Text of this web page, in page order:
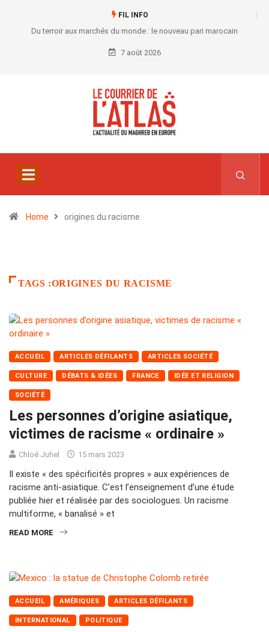
FIL INFO
Du terroir aux marchés du monde : le nouveau pari marocain
7 août 2026
Home origines du racisme
TAGS :ORIGINES DU RACISME
ACCUEIL ARTICLES DÉFILANTS ARTICLES SOCIÉTÉ
CULTURE DÉBATS & IDÉES FRANCE IDÉE ET RELIGION
SOCIÉTÉ
Les personnes d’origine asiatique,
victimes de racisme « ordinaire »
Chloé Juhel 15 mars 2023
Il existe « des spécificités propres » aux expériences de
racisme anti-asiatique. C’est l’enseignement d’une étude
publiée hier et réalisée par des sociologues. Un racisme
multiforme, « banalisé » et
READ MORE
ACCUEIL AMÉRIQUES ARTICLES DÉFILANTS
INTERNATIONAL POLITIQUE